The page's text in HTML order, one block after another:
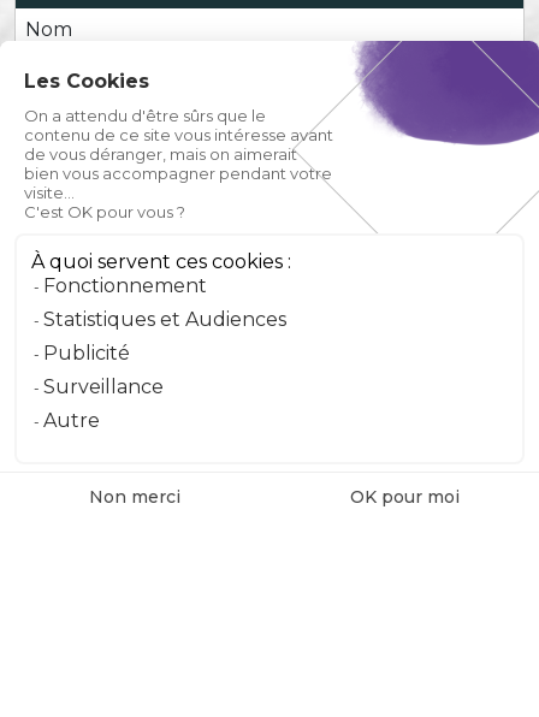
Nom
Prénom
Email
Téléphone
Message
Les Cookies
On a attendu d'être sûrs que le
contenu de ce site vous intéresse avant
de vous déranger, mais on aimerait
bien vous accompagner pendant votre
visite...
C'est OK pour vous ?
À quoi servent ces cookies :
Fonctionnement
Statistiques et Audiences
Publicité
Surveillance
Autre
Non merci OK pour moi